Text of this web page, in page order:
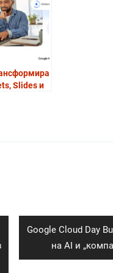
Slides и
Next
Google Cloud Day
на AI и